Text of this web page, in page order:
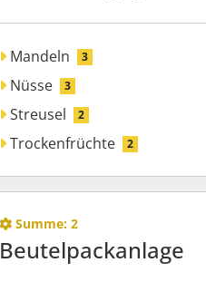
Mandeln 3
Nüsse 3
Streusel 2
Trockenfrüchte 2
Summe: 2
Beutelpackanlage